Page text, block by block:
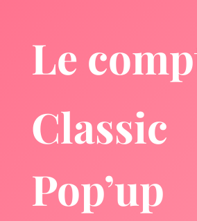
Le
Classic
Pop’up